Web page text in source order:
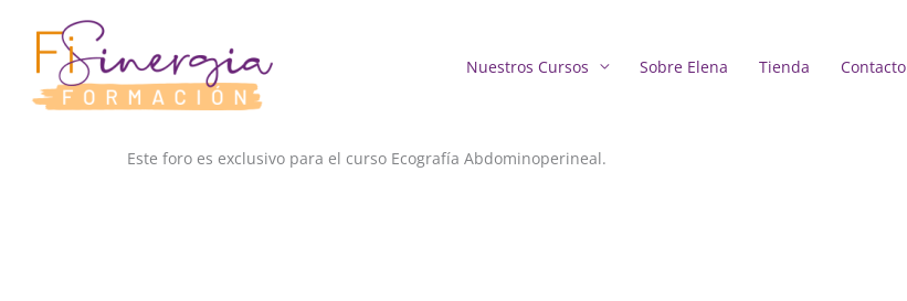
contenido
Nuestros Cursos Sobre Elena Tienda Contacto
Este foro es exclusivo para el curso Ecografía Abdominoperineal.